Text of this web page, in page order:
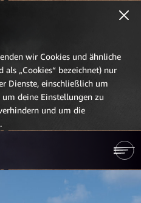
wir Cookies und ähnliche
als „Cookies“ bezeichnet) nur
Dienste, einschließlich um
deine Einstellungen zu
und um die